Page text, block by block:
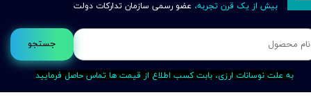
جستجو
بیش از یک قرن تجربه، عضو رسمی سازمان تدارکات دولت
به علت نوسانات ارزی، بابت کسب اطلاع از قیمت ها تماس حاصل فرمایید